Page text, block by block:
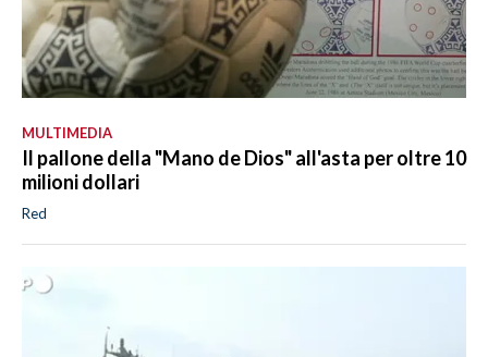
MULTIMEDIA
Il pallone della "Mano de Dios" all'asta per oltre 10
milioni dollari
Red